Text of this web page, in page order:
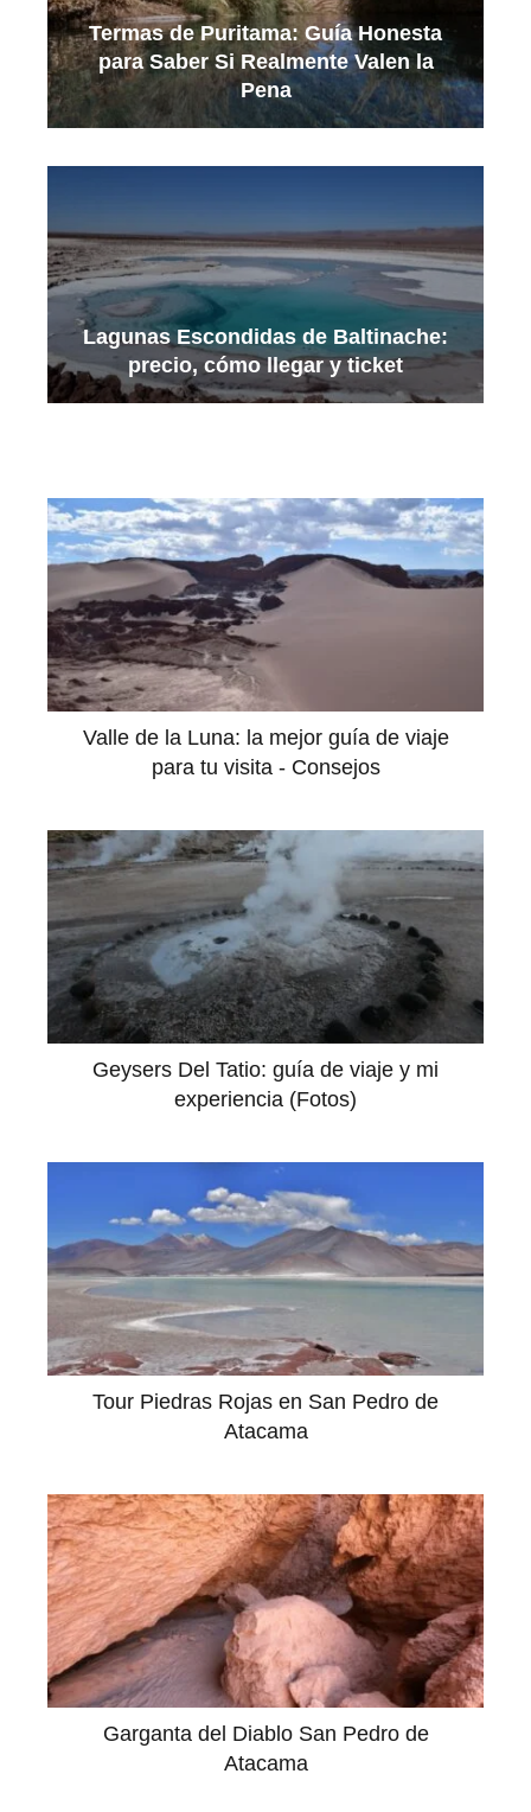
Termas de Puritama: Guía Honesta
para Saber Si Realmente Valen la
Pena
Lagunas Escondidas de Baltinache:
precio, cómo llegar y ticket
Valle de la Luna: la mejor guía de viaje
para tu visita - Consejos
Geysers Del Tatio: guía de viaje y mi
experiencia (Fotos)
Tour Piedras Rojas en San Pedro de
Atacama
Garganta del Diablo San Pedro de
Atacama